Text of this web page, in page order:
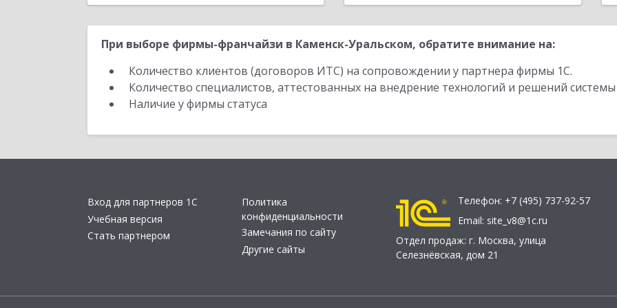
При выборе фирмы-франчайзи в Каменск-Уральском, обратите внимание на:
Количество клиентов (договоров ИТС) на сопровождении у партнера фирмы 1С.
Количество специалистов, аттестованных на внедрение технологий и решений
Наличие у фирмы статуса
Вход для партнеров 1С
Учебная версия
Стать партнером
Политика
конфиденциальности
Замечания по сайту
Другие сайты
Телефон: +7 (495) 737-92-57
Email: site_v8@1c.ru
Отдел продаж: г. Москва, улица
Селезнёвская, дом 21